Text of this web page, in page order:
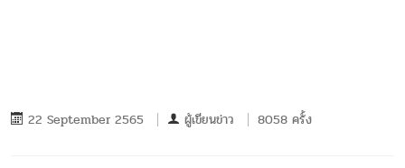
22 September 2565 ผู้เขียนข่าว 8058 ครั้ง